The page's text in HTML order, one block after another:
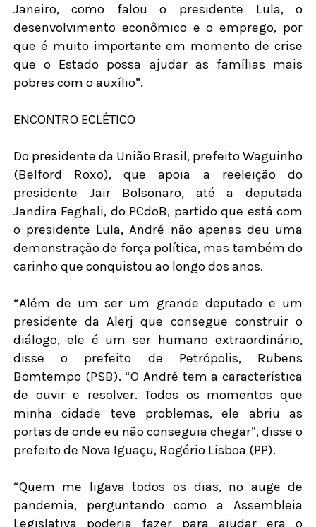
Janeiro, como falou o presidente Lula, o
desenvolvimento econômico e o emprego, por
que é muito importante em momento de crise
que o Estado possa ajudar as famílias mais
pobres com o auxílio”.
ENCONTRO ECLÉTICO
Do presidente da União Brasil, prefeito Waguinho
(Belford Roxo), que apoia a reeleição do
presidente Jair Bolsonaro, até a deputada
Jandira Feghali, do PCdoB, partido que está com
o presidente Lula, André não apenas deu uma
demonstração de força política, mas também do
carinho que conquistou ao longo dos anos.
“Além de um ser um grande deputado e um
presidente da Alerj que consegue construir o
diálogo, ele é um ser humano extraordinário,
disse o prefeito de Petrópolis, Rubens
Bomtempo (PSB). “O André tem a característica
de ouvir e resolver. Todos os momentos que
minha cidade teve problemas, ele abriu as
portas de onde eu não conseguia chegar”, disse o
prefeito de Nova Iguaçu, Rogério Lisboa (PP).
“Quem me ligava todos os dias, no auge de
pandemia, perguntando como a Assembleia
Legislativa poderia fazer para ajudar era o